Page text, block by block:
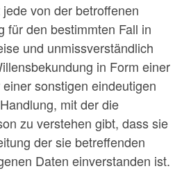
von der betroffenen
für den bestimmten Fall in
und unmissverständlich
in Form einer
sonstigen eindeutigen
mit der die
zu verstehen gibt, dass sie
der sie betreffenden
Daten einverstanden ist.